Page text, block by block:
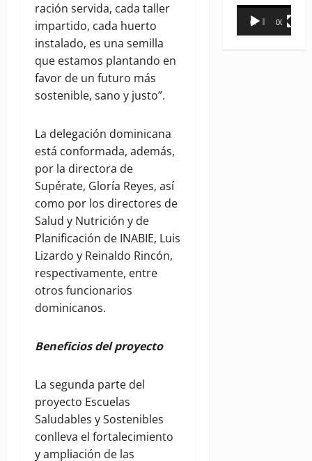
ración servida, cada taller
impartido, cada huerto
instalado, es una semilla
que estamos plantando en
favor de un futuro más
sostenible, sano y justo”.
La delegación dominicana
está conformada, además,
por la directora de
Supérate, Gloría Reyes, así
como por los directores de
Salud y Nutrición y de
Planificación de INABIE, Luis
Lizardo y Reinaldo Rincón,
respectivamente, entre
otros funcionarios
dominicanos.
Beneficios del proyecto
La segunda parte del
proyecto Escuelas
Saludables y Sostenibles
conlleva el fortalecimiento
y ampliación de las
Reproductor
00:00 00:31